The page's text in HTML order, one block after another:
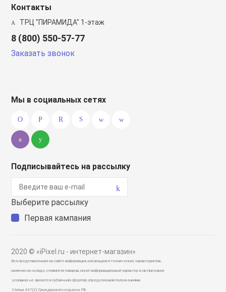
Контакты
ТРЦ "ПИРАМИДА" 1-этаж
8 (800) 550-57-77
Заказать звонок
Мы в социальных сетях
Подписывайтесь на рассылку
Выберите рассылку
Первая кампания
2020 © «iPixel.ru - интернет-магазин»
Вся представленная на сайте информация, касающаяся технических характеристик,
наличия на складе, стоимости товаров, носит информационный характер и ни при каких
условиях не является публичной офертой, определяемой положениями
Статьи 437(2) Гражданского кодекса РФ.